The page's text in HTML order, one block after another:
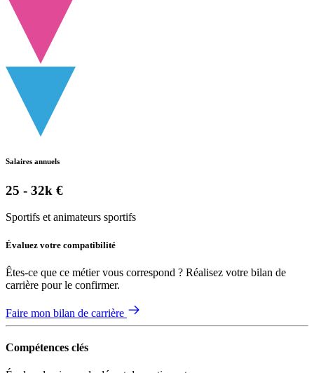
Salaires annuels
25 - 32k €
Sportifs et animateurs sportifs
Évaluez votre compatibilité
Êtes-ce que ce métier vous correspond ? Réalisez votre bilan de
carrière pour le confirmer.
Faire mon bilan de carrière
Compétences clés